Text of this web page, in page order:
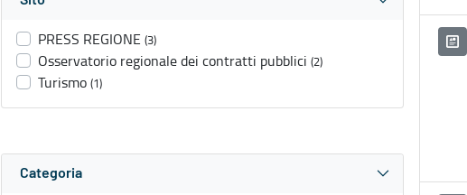
PRESS REGIONE (3)
Osservatorio regionale dei contratti pubblici (2)
Turismo (1)
Categoria